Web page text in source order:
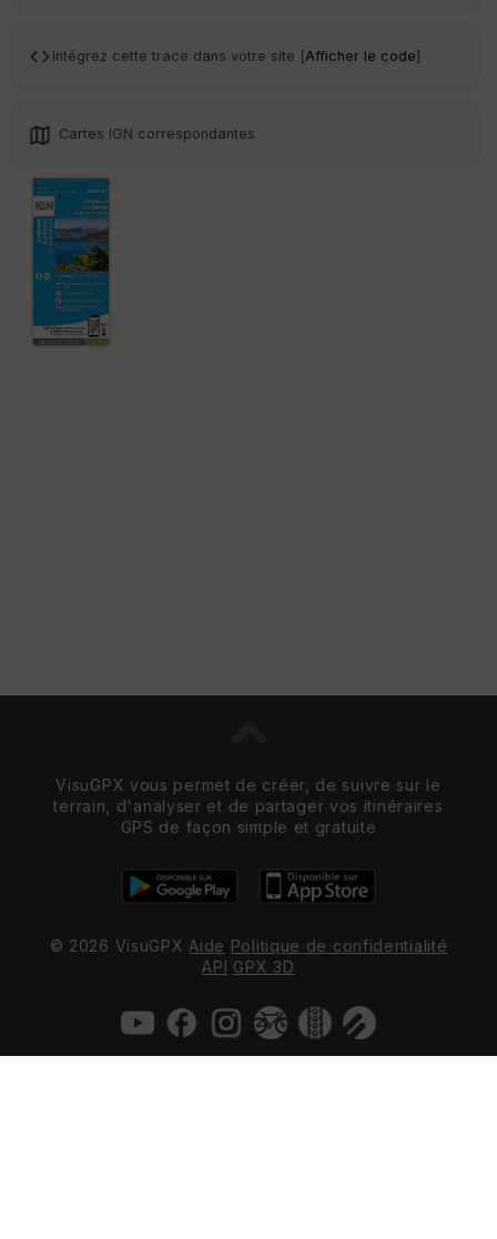
Intégrez cette trace dans votre site [Afficher le code]
Cartes IGN correspondantes
VisuGPX vous permet de créer, de suivre sur le
terrain, d'analyser et de partager vos itinéraires
GPS de façon simple et gratuite
© 2026 VisuGPX Aide Politique de confidentialité
API GPX 3D